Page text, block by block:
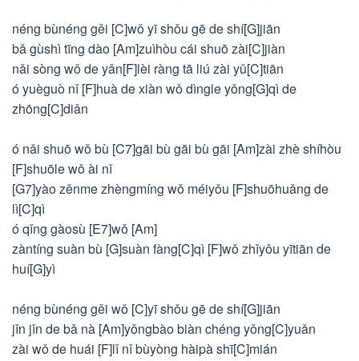
néng bùnéng gěi [C]wǒ yī shǒu gē de shí[G]jiān
bǎ gùshì tīng dào [Am]zuìhòu cái shuō zài[C]jiàn
nǎi sòng wǒ de yǎn[F]lèi ràng tā liú zài yǔ[C]tiān
ó yuèguò nǐ [F]huà de xiàn wǒ dìngle yǒng[G]qì de
zhōng[C]diǎn
ó nǎi shuō wǒ bù [C7]gāi bù gāi bù gāi [Am]zài zhè shíhòu
[F]shuōle wǒ ài nǐ
[G7]yào zěnme zhèngmíng wǒ méiyǒu [F]shuōhuǎng de
lì[C]qì
ó qǐng gàosù [E7]wǒ [Am]
zàntíng suàn bù [G]suàn fàng[C]qì [F]wǒ zhǐyǒu yītiān de
huí[G]yì
néng bùnéng gěi wǒ [C]yī shǒu gē de shí[G]jiān
jǐn jǐn de bǎ nà [Am]yǒngbào biàn chéng yǒng[C]yuǎn
zài wǒ de huái [F]lǐ nǐ bùyòng hàipà shī[C]mián